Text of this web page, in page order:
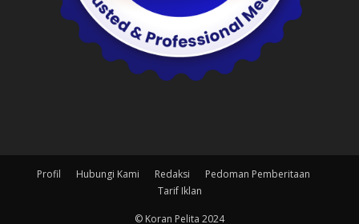
Profil Hubungi Kami Redaksi
Pedoman Pemberitaan
Tarif Iklan
© Koran Pelita 2024